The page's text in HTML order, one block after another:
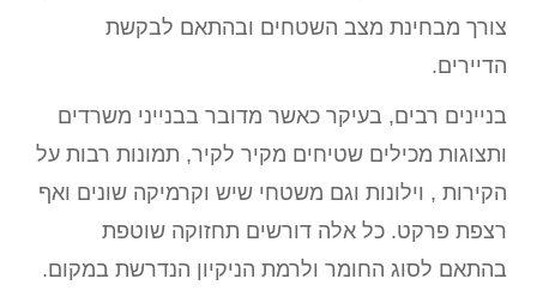
צורך מבחינת מצב השטחים ובהתאם לבקשת
הדיירים.
בניינים רבים, בעיקר כאשר מדובר בבנייני משרדים
ותצוגות מכילים שטיחים מקיר לקיר, תמונות רבות על
הקירות , וילונות וגם משטחי שיש וקרמיקה שונים ואף
רצפת פרקט. כל אלה דורשים תחזוקה שוטפת
בהתאם לסוג החומר ולרמת הניקיון הנדרשת במקום.